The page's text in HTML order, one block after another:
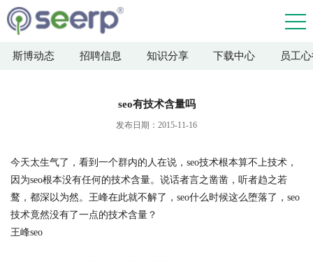
斯博动态 招聘信息 知识分享 下载中心 员工
seo有技术含量吗
发布日期：2015-11-16
今天太生气了，看到一个群内的人在说，seo技术根本算不上技术，
因为seo根本没有任何的技术含量。说话者言之凿凿，听者趋之若
鹜，都深以为然。王峰在此就不解了，seo什么时候这么堕落了，seo
技术竟然没有了一点的技术含量？
王峰seo